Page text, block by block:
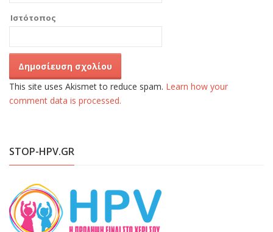
Ιστότοπος
This site uses Akismet to reduce spam. Learn how your
comment data is processed.
STOP-HPV.GR